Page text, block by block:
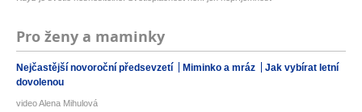
Pro ženy a maminky
Nejčastější novoroční předsevzetí Miminko a mráz
Jak vybírat letní
dovolenou
video Alena Mihulová